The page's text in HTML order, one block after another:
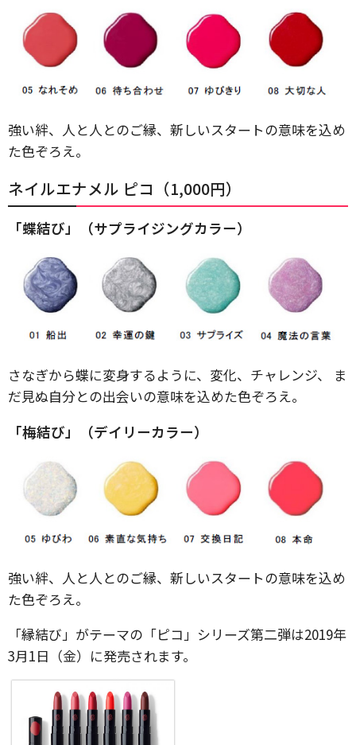
強い絆、人と人とのご縁、新しいスタートの意味を込め
た色ぞろえ。
ネイルエナメル ピコ（1,000円）
「蝶結び」（サプライジングカラー）
さなぎから蝶に変身するように、変化、チャレンジ、 ま
だ見ぬ自分との出会いの意味を込めた色ぞろえ。
「梅結び」（デイリーカラー）
強い絆、人と人とのご縁、新しいスタートの意味を込め
た色ぞろえ。
「縁結び」がテーマの「ピコ」シリーズ第二弾は2019年
3月1日（金）に発売されます。